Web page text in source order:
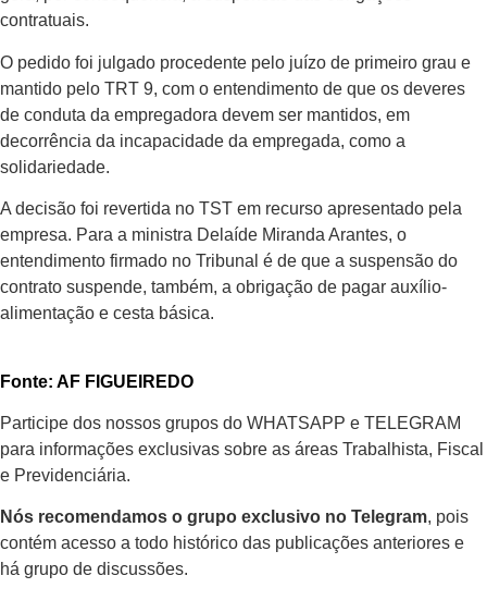
contratuais.
O pedido foi julgado procedente pelo juízo de primeiro grau e
mantido pelo TRT 9, com o entendimento de que os deveres
de conduta da empregadora devem ser mantidos, em
decorrência da incapacidade da empregada, como a
solidariedade.
A decisão foi revertida no TST em recurso apresentado pela
empresa. Para a ministra Delaíde Miranda Arantes, o
entendimento firmado no Tribunal é de que a suspensão do
contrato suspende, também, a obrigação de pagar auxílio-
alimentação e cesta básica.
Fonte: AF FIGUEIREDO
Participe dos nossos grupos do WHATSAPP e TELEGRAM
para informações exclusivas sobre as áreas Trabalhista, Fiscal
e Previdenciária.
Nós recomendamos o grupo exclusivo no Telegram, pois
contém acesso a todo histórico das publicações anteriores e
há grupo de discussões.